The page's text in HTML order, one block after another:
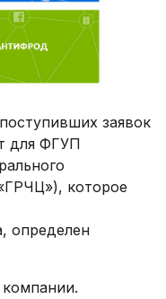
заявок
для ФГУП
которое
определен
компании.